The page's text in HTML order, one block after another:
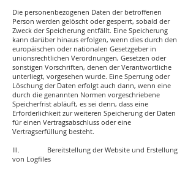
Die personenbezogenen Daten der betroffenen
Person werden gelöscht oder gesperrt, sobald der
Zweck der Speicherung entfällt. Eine Speicherung
kann darüber hinaus erfolgen, wenn dies durch den
europäischen oder nationalen Gesetzgeber in
unionsrechtlichen Verordnungen, Gesetzen oder
sonstigen Vorschriften, denen der Verantwortliche
unterliegt, vorgesehen wurde. Eine Sperrung oder
Löschung der Daten erfolgt auch dann, wenn eine
durch die genannten Normen vorgeschriebene
Speicherfrist abläuft, es sei denn, dass eine
Erforderlichkeit zur weiteren Speicherung der Daten
für einen Vertragsabschluss oder eine
Vertragserfüllung besteht.
III. Bereitstellung der Website und Erstellung
von Logfiles